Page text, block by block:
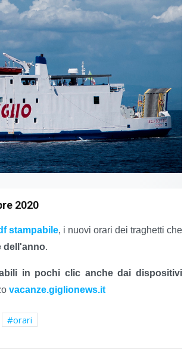
2020
stampabile, i nuovi orari dei traghetti che
dell'anno.
in pochi clic anche dai dispositivi
vacanze.giglionews.it
orari